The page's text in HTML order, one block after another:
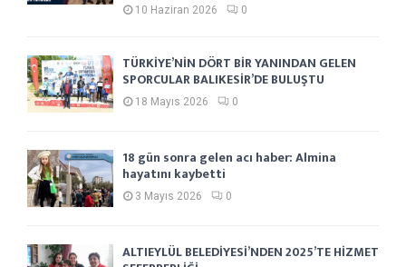
10 Haziran 2026 0
TÜRKİYE’NİN DÖRT BİR YANINDAN GELEN
SPORCULAR BALIKESİR’DE BULUŞTU
18 Mayıs 2026 0
18 gün sonra gelen acı haber: Almina
hayatını kaybetti
3 Mayıs 2026 0
ALTIEYLÜL BELEDİYESİ’NDEN 2025’TE HİZMET